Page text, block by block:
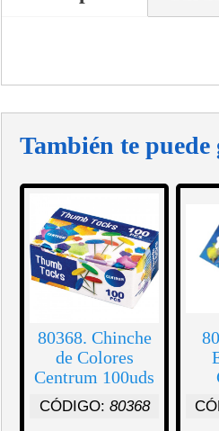
También te puede
80368. Chinche
de Colores
Centrum 100uds
CÓDIGO: 80368